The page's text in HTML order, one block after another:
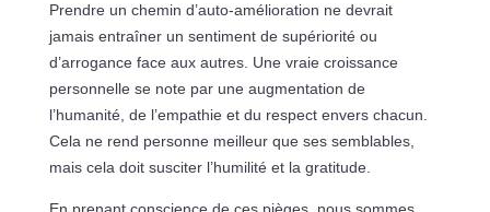
Prendre un chemin d’auto-amélioration ne devrait
jamais entraîner un sentiment de supériorité ou
d’arrogance face aux autres. Une vraie croissance
personnelle se note par une augmentation de
l’humanité, de l’empathie et du respect envers chacun.
Cela ne rend personne meilleur que ses semblables,
mais cela doit susciter l’humilité et la gratitude.